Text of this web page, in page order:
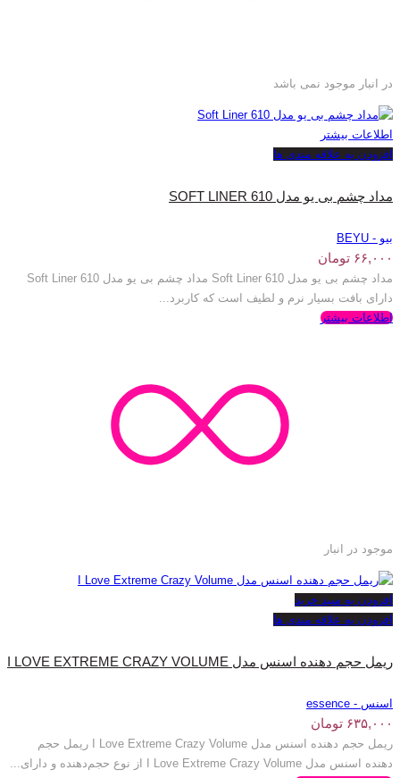
در انبار موجود نمی باشد
اطلاعات بیشتر
افزودن به علاقه مندی ها
مداد چشم بی یو مدل SOFT LINER 610
بیو - BEYU
۶۶,۰۰۰ تومان
مداد چشم بی یو مدل Soft Liner 610 مداد چشم بی یو مدل Soft Liner 610
دارای بافت بسیار نرم و لطیف است که کاربرد...
اطلاعات بیشتر
موجود در انبار
افزودن به سبد خرید
افزودن به علاقه مندی ها
ریمل حجم دهنده اسنس مدل I LOVE EXTREME CRAZY VOLUME
اسنس - essence
۶۳۵,۰۰۰ تومان
ریمل حجم دهنده اسنس مدل I Love Extreme Crazy Volume ریمل حجم
دهنده اسنس مدل I Love Extreme Crazy Volume از نوع حجم‌دهنده و دارای...